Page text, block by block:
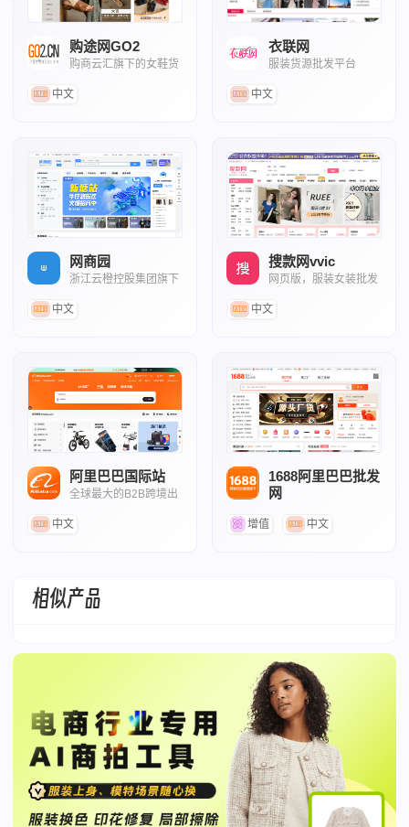
购途网GO2
购商云汇旗下的女鞋货
中文
衣联网
服装货源批发平台
中文
网商园
浙江云橙控股集团旗下
中文
搜款网vvic
网页版，服装女装批发
中文
阿里巴巴国际站
全球最大的B2B跨境出
中文
1688阿里巴巴批发
网
增值
中文
相似产品